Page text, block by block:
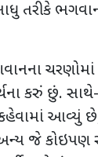
તરીકે
ચરણોમાં
કરું છું.
આવ્યું છે
જે કોઇપણ